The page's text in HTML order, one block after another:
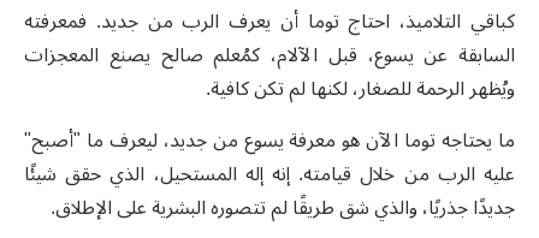
كباقي التلاميذ، احتاج توما أن يعرف الرب من جديد. فمعرفته
السابقة عن يسوع، قبل الآلام، كمُعلم صالح يصنع المعجزات
ويُظهر الرحمة للصغار، لكنها لم تكن كافية.
ما يحتاجه توما الآن هو معرفة يسوع من جديد، ليعرف ما "أصبح"
عليه الرب من خلال قيامته. إنه إله المستحيل، الذي حقق شيئًا
جديدًا جذريًا، والذي شق طريقًا لم تتصوره البشرية على الإطلاق.